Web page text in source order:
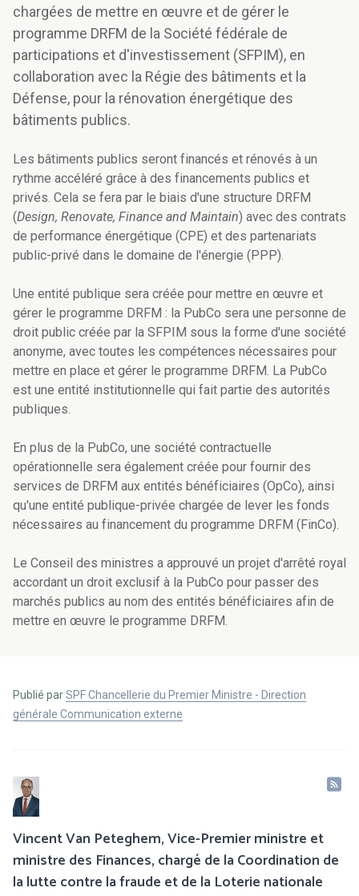
chargées de mettre en œuvre et de gérer le
programme DRFM de la Société fédérale de
participations et d'investissement (SFPIM), en
collaboration avec la Régie des bâtiments et la
Défense, pour la rénovation énergétique des
bâtiments publics.
Les bâtiments publics seront financés et rénovés à un
rythme accéléré grâce à des financements publics et
privés. Cela se fera par le biais d'une structure DRFM
(Design, Renovate, Finance and Maintain) avec des contrats
de performance énergétique (CPE) et des partenariats
public-privé dans le domaine de l'énergie (PPP).
Une entité publique sera créée pour mettre en œuvre et
gérer le programme DRFM : la PubCo sera une personne de
droit public créée par la SFPIM sous la forme d'une société
anonyme, avec toutes les compétences nécessaires pour
mettre en place et gérer le programme DRFM. La PubCo
est une entité institutionnelle qui fait partie des autorités
publiques.
En plus de la PubCo, une société contractuelle
opérationnelle sera également créée pour fournir des
services de DRFM aux entités bénéficiaires (OpCo), ainsi
qu'une entité publique-privée chargée de lever les fonds
nécessaires au financement du programme DRFM (FinCo).
Le Conseil des ministres a approuvé un projet d'arrêté royal
accordant un droit exclusif à la PubCo pour passer des
marchés publics au nom des entités bénéficiaires afin de
mettre en œuvre le programme DRFM.
Publié parSPF Chancellerie du Premier Ministre - Direction
générale Communication externe
Vincent Van Peteghem, Vice-Premier ministre et
ministre des Finances, chargé de la Coordination de
la lutte contre la fraude et de la Loterie nationale